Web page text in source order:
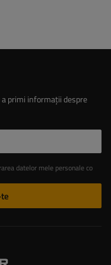
primi informații despre
cu Regulamentul Parlamentului European și al Consiliului (UE)